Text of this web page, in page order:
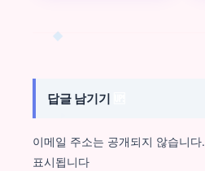
답글 남기기
이메일 주소는 공개되지 않습니다.
표시됩니다